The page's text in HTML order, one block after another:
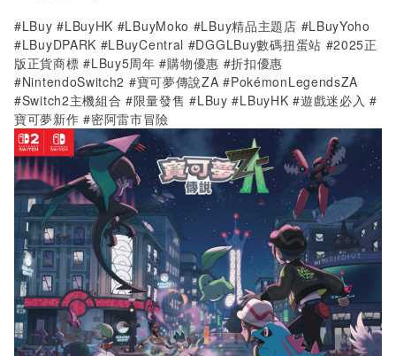
#LBuy #LBuyHK #LBuyMoko #LBuy精品主題店 #LBuyYoho
#LBuyDPARK #LBuyCentral #DGGLBuy數碼扭蛋站 #2025正
版正貨商標 #LBuy5周年 #購物優惠 #折扣優惠
#NintendoSwitch2 #寶可夢傳說ZA #PokémonLegendsZA
#Switch2主機組合 #限量發售 #LBuy #LBuyHK #遊戲迷必入 #
寶可夢新作 #密阿雷市冒險